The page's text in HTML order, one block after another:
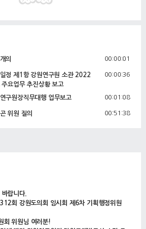
의 00:00:01
정 제1항 강원연구원 소관 2022
주요업무 추진상황 보고
00:00:36
구원장직무대행 업무보고 00:01:08
위원 질의 00:51:38
위원 질의
출 위원 질의 01:31:58
위원 질의
랍니다.
회 강원도의회 임시회 제6차 기획행정위원
회 위원님 여러분!